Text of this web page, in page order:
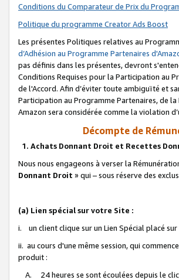
Conditions du Comparateur de Prix du
Politique du programme Creator Ads Boost
Les présentes Politiques relatives au
d’Adhésion au Programme Partenaires
pas définis dans les présentes, devront
Conditions Requises pour la Participation au
de l'Accord. Afin d’éviter toute ambiguïté et
Participation au Programme Partenaires, de
Amazon sera considérée comme la violation
Décompte de
1. Achats Donnant Droit et Recettes
Nous nous engageons à verser la
Donnant Droit » qui – sous réserve des
(a) Lien spécial sur votre Site :
i. un client clique sur un Lien Spécial placé
ii. au cours d'une même session, qui
produit :
A. 24 heures se sont écoulées depuis le